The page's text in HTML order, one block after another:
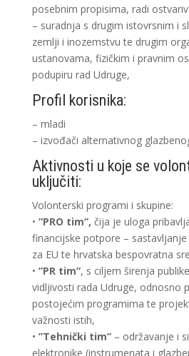
posebnim propisima, radi
– suradnja s drugim istovrsnim i
zemlji i inozemstvu te drugim
ustanovama, fizičkim i pravnim
podupiru rad Udruge,
Profil korisnika:
– mladi
– izvođači alternativnog
Aktivnosti u koje se
uključiti:
Volonterski programi i skupine:
• ”PRO tim”, čija je uloga
financijske potpore –
za EU te hrvatska bespovratna
• ”PR tim”, s ciljem širenja
vidljivosti rada Udruge, odnosno
postojećim programima te
važnosti istih,
• ”Tehnički tim”– održavanje i
elektronike (instrumenata i